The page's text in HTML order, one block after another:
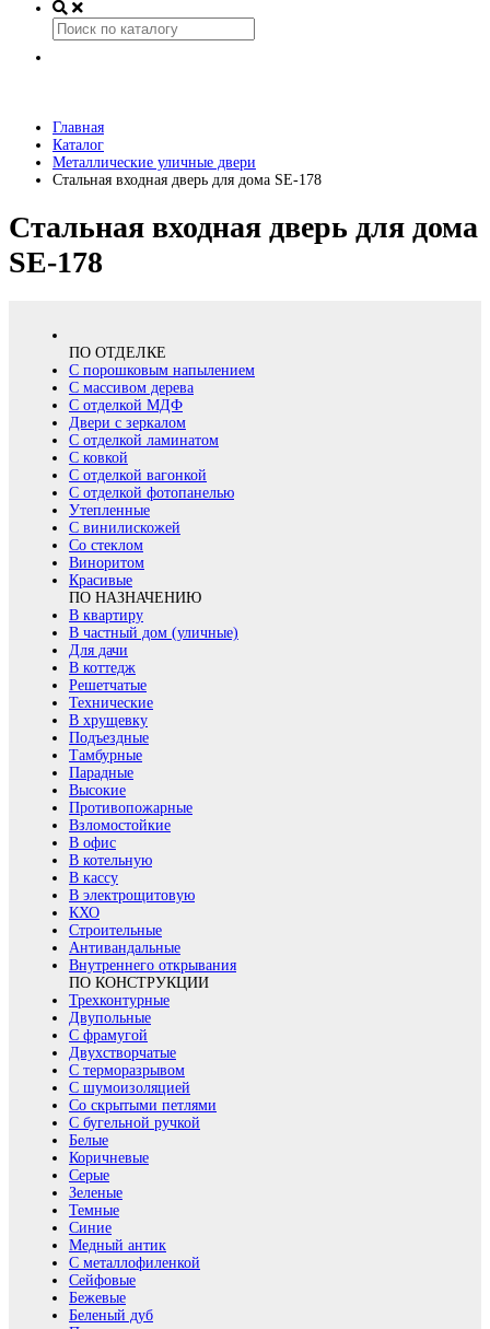
Главная
Каталог
Металлические уличные двери
Стальная входная дверь для дома SE-178
Стальная входная дверь для дома
SE-178
ПО ОТДЕЛКЕ
С порошковым напылением
С массивом дерева
С отделкой МДФ
Двери с зеркалом
С отделкой ламинатом
С ковкой
С отделкой вагонкой
С отделкой фотопанелью
Утепленные
С винилискожей
Со стеклом
Виноритом
Красивые
ПО НАЗНАЧЕНИЮ
В квартиру
В частный дом (уличные)
Для дачи
В коттедж
Решетчатые
Технические
В хрущевку
Подъездные
Тамбурные
Парадные
Высокие
Противопожарные
Взломостойкие
В офис
В котельную
В кассу
В электрощитовую
КХО
Строительные
Антивандальные
Внутреннего открывания
ПО КОНСТРУКЦИИ
Трехконтурные
Двупольные
С фрамугой
Двухстворчатые
С терморазрывом
С шумоизоляцией
Со скрытыми петлями
С бугельной ручкой
Белые
Коричневые
Серые
Зеленые
Темные
Синие
Медный антик
С металлофиленкой
Сейфовые
Бежевые
Беленый дуб